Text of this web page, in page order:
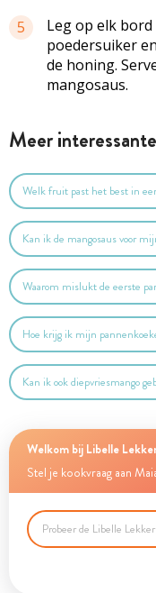
5 Leg op elk bord
poedersuiker
de honing.
mangosaus.
Meer
Welk fruit past het best in
Kan ik de mangosaus voor
Waarom mislukt de eerste
Hoe krijg ik mijn
Kan ik ook diepvriesmango
Welkom bij Libelle
Stel je kookvraag aan